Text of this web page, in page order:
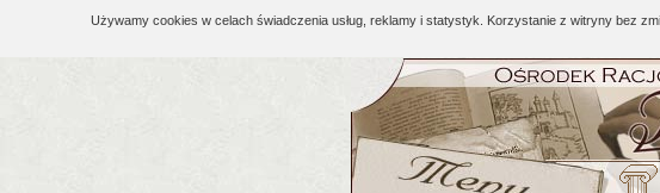
Używamy cookies w celach świadczenia usług, reklamy i statystyk. Korzystanie z witryny bez